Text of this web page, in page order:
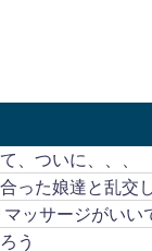
、ついに、、、
った娘達と乱交
ッサージがいい
う